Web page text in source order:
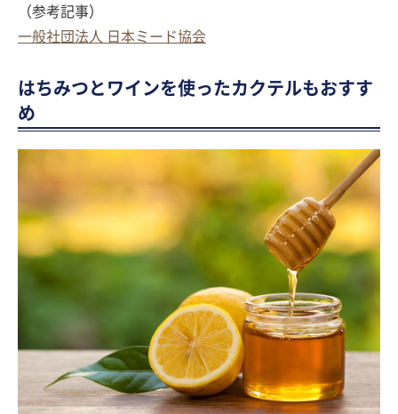
（参考記事）
一般社団法人 日本ミード協会
はちみつとワインを使ったカクテルもおすす
め